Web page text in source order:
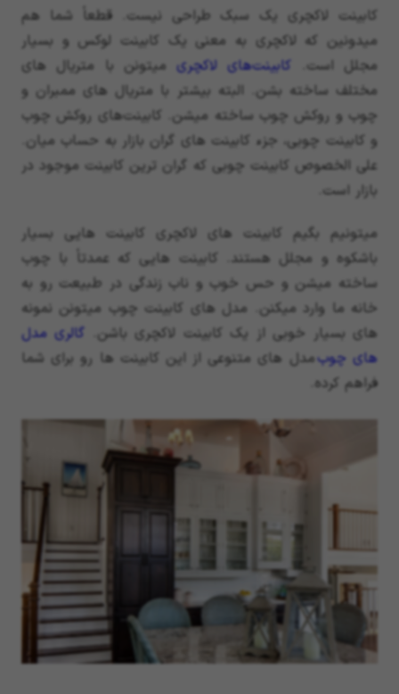
کابینت لاکچری یک سبک طراحی نیست. قطعاً شما هم
میدونین که لاکچری به معنی یک کابینت لوکس و بسیار
مجلل است. کابینت‌های لاکچریمیتونن با متریال های
مختلف ساخته بشن. البته بیشتر با متریال های ممبران و
چوب و روکش چوب ساخته میشن. کابینت‌های روکش چوب
و کابینت چوبی، جزء کابینت های گران بازار به حساب میان.
علی الخصوص کابینت چوبی که گران ترین کابینت موجود در
بازار است.
میتونیم بگیم کابینت های لاکچری کابینت هایی بسیار
باشکوه و مجلل هستند. کابینت هایی که عمدتاً با چوب
ساخته میشن و حس خوب و ناب زندگی در طبیعت رو به
خانه ما وارد میکنن. مدل های کابینت چوب میتونن نمونه
های بسیار خوبی از یک کابینت لاکچری باشن. گالری مدل
های چوبمدل های متنوعی از این کابینت ها رو برای شما
فراهم کرده.